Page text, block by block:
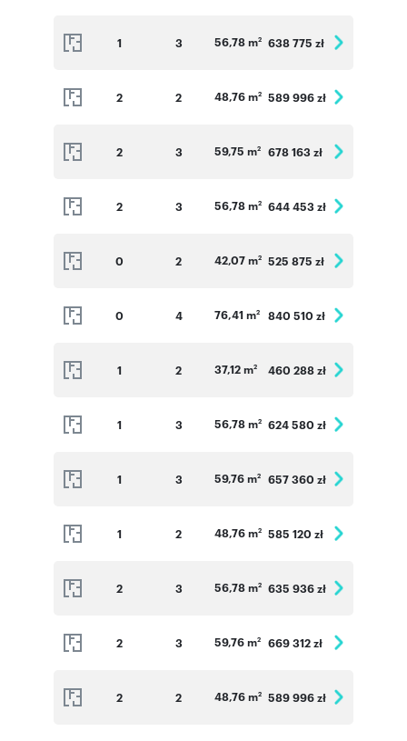
1 3 56,78 m2 638 775 zł
2 2 48,76 m2 589 996 zł
2 3 59,75 m2 678 163 zł
2 3 56,78 m2 644 453 zł
0 2 42,07 m2 525 875 zł
0 4 76,41 m2 840 510 zł
1 2 37,12 m2 460 288 zł
1 3 56,78 m2 624 580 zł
1 3 59,76 m2 657 360 zł
1 2 48,76 m2 585 120 zł
2 3 56,78 m2 635 936 zł
2 3 59,76 m2 669 312 zł
2 2 48,76 m2 589 996 zł